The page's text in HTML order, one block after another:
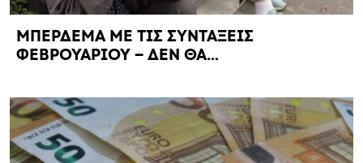
ΜΠΕΡΔΕΜΑ ΜΕ ΤΙΣ ΣΥΝΤΑΞΕΙΣ
ΦΕΒΡΟΥΑΡΙΟΥ – ΔΕΝ ΘΑ…